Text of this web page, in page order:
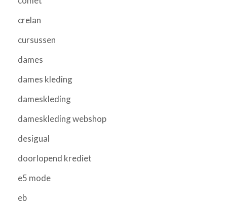
crelan
cursussen
dames
dames kleding
dameskleding
dameskleding webshop
desigual
doorlopend krediet
e5 mode
eb